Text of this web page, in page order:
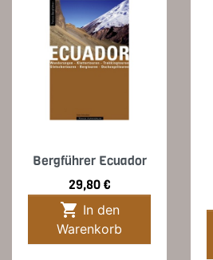
Bergführer Ecuador
Preis
29,80 €

Warenkorb